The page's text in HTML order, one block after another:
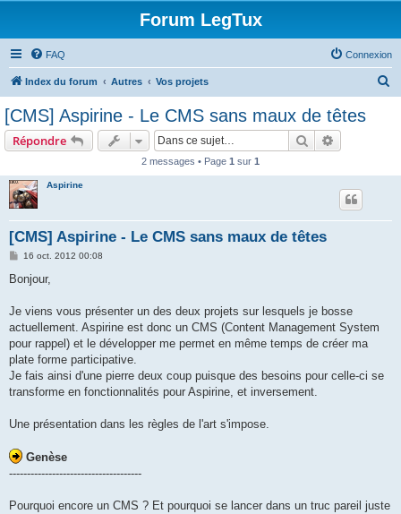
Forum LegTux
FAQ Connexion
Index du forum Autres Vos projets
[CMS] Aspirine - Le CMS sans maux de têtes
Répondre Rechercher
2 messages • Page 1 sur 1
Aspirine
[CMS] Aspirine - Le CMS sans maux de têtes
M
s
g
16 oct. 2012 00:08
Bonjour,
Je viens vous présenter un des deux projets sur lesquels je bosse
actuellement. Aspirine est donc un CMS (Content Management System
pour rappel) et le développer me permet en même temps de créer ma
plate forme participative.
Je fais ainsi d'une pierre deux coup puisque des besoins pour celle-ci se
transforme en fonctionnalités pour Aspirine, et inversement.
Une présentation dans les règles de l'art s'impose.
Genèse
-------------------------------------
Pourquoi encore un CMS ? Et pourquoi se lancer dans un truc pareil juste